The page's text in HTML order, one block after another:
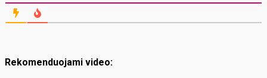
Rekomenduojami video: